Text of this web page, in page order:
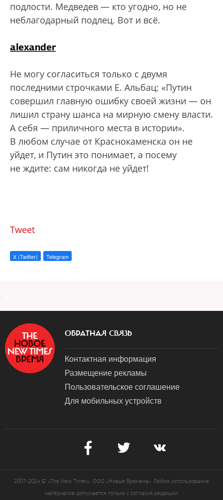
подлости. Медведев — кто угодно, но не
неблагодарный подлец. Вот и всё.
alexander
Не могу согласиться только с двумя
последними строчками Е. Альбац: «Путин
совершил главную ошибку своей жизни — он
лишил страну шанса на мирную смену власти.
А себя — приличного места в истории».
В любом случае от Краснокаменска он не
уйдет, и Путин это понимает, а посему
не ждите: сам никогда не уйдет!
Tweet
X (Twitter) Telegram
ОБРАТНАЯ СВЯЗЬ
Контактная информация
Размещение рекламы
Пользовательское соглашение
Для мобильных устройств
2007-2024 © «The New Times». ООО «Новые Времена». Любое использование
материалов допускается только с согласия редакции.